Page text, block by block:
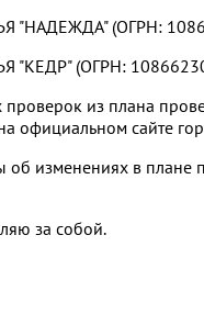
(ОГРН:
(ОГРН:
из плана
официальном сайте
изменениях в
за собой.